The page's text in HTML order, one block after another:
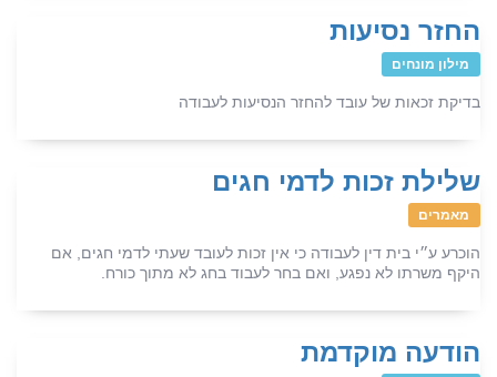
החזר נסיעות
מילון מונחים
בדיקת זכאות של עובד להחזר הנסיעות לעבודה
שלילת זכות לדמי חגים
מאמרים
הוכרע ע״י בית דין לעבודה כי אין זכות לעובד שעתי לדמי חגים, אם
היקף משרתו לא נפגע, ואם בחר לעבוד בחג לא מתוך כורח.
הודעה מוקדמת